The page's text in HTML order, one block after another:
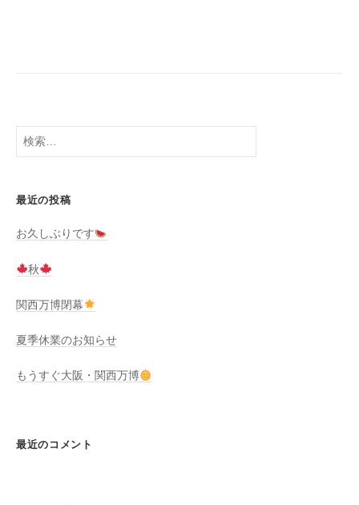
検
最近の投稿
お久しぶりです
秋
関西万博閉幕
夏季休業のお知らせ
もうすぐ大阪・関西万博
最近のコメント